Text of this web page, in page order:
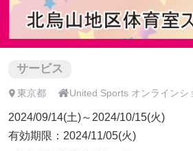
サービス
東京都 United Sports オンラインシ
2024/09/14(土)～2024/10/15(火)
有効期限：2024/11/05(火)